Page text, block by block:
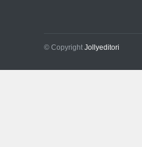
© Copyright Jollyeditori